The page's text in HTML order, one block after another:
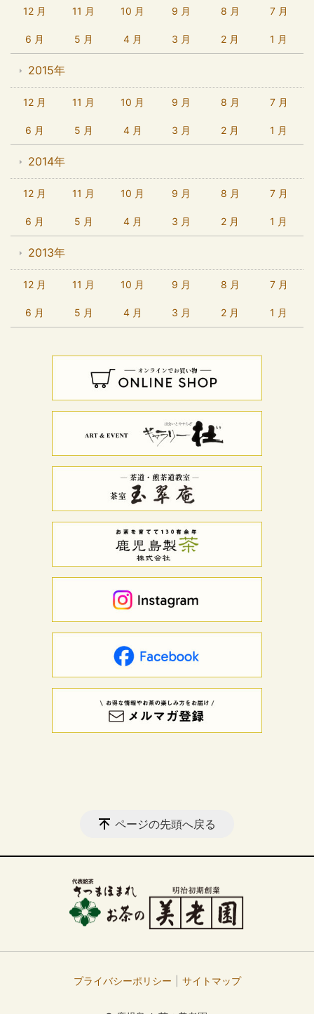
12 月 11 月 10 月 9 月 8 月 7 月
6 月 5 月 4 月 3 月 2 月 1 月
2015年
12 月 11 月 10 月 9 月 8 月 7 月
6 月 5 月 4 月 3 月 2 月 1 月
2014年
12 月 11 月 10 月 9 月 8 月 7 月
6 月 5 月 4 月 3 月 2 月 1 月
2013年
12 月 11 月 10 月 9 月 8 月 7 月
6 月 5 月 4 月 3 月 2 月 1 月
ページの先頭へ戻る
プライバシーポリシー サイトマップ